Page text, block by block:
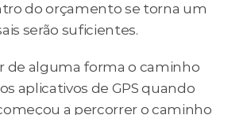
do orçamento se torna um
serão suficientes.
de alguma forma o caminho
aplicativos de GPS quando
a percorrer o caminho